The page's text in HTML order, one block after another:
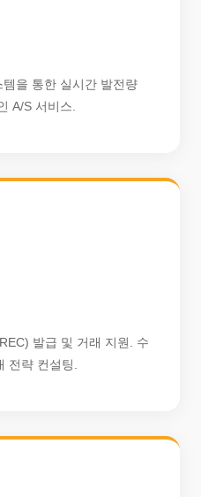
을 통한 실시간 발전량
A/S 서비스.
발급 및 거래 지원. 수
전략 컨설팅.